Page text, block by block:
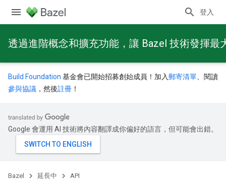
登入
透過進階概念和擴充功能，讓 Bazel 技術發揮最
Build Foundation 基金會已開始招募創始成員！加入郵寄清單 、閱讀
參與協議 ，然後註冊 ！
Google 會運用 AI 技術將內容翻譯成你偏好的語言，但可能會出錯。
Bazel 延長中 API